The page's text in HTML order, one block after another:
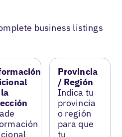
business listings
Provincia
/ Región
Indica tu
provincia
o región
para que
tu